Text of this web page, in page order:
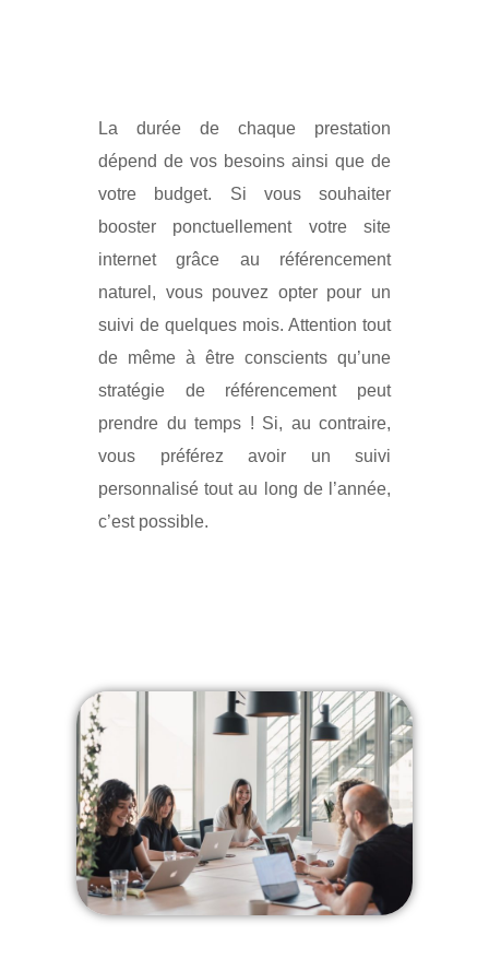
La durée de chaque prestation
dépend de vos besoins ainsi que de
votre budget. Si vous souhaiter
booster ponctuellement votre site
internet grâce au référencement
naturel, vous pouvez opter pour un
suivi de quelques mois. Attention tout
de même à être conscients qu’une
stratégie de référencement peut
prendre du temps ! Si, au contraire,
vous préférez avoir un suivi
personnalisé tout au long de l’année,
c’est possible.